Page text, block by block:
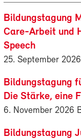
Bildungstagung
Care-Arbeit und
Speech
25. September
Bildungstagung
Die Stärke, eine
6. November 2026
Bildungstagung